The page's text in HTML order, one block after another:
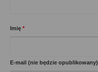
Imię *
E-mail (nie będzie opublikowany)